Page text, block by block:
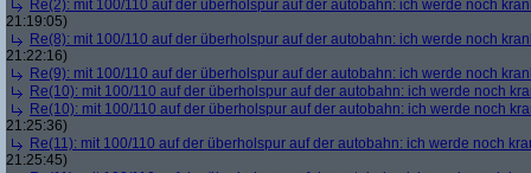
Re(2): mit 100/110 auf der überholspur auf der autobahn: ich werde noch
21:19:05)
Re(8): mit 100/110 auf der überholspur auf der autobahn: ich werde noch
21:22:16)
Re(9): mit 100/110 auf der überholspur auf der autobahn: ich werde noch
Re(10): mit 100/110 auf der überholspur auf der autobahn: ich werde noch
Re(10): mit 100/110 auf der überholspur auf der autobahn: ich werde noch
21:25:36)
Re(11): mit 100/110 auf der überholspur auf der autobahn: ich werde noch
21:25:45)